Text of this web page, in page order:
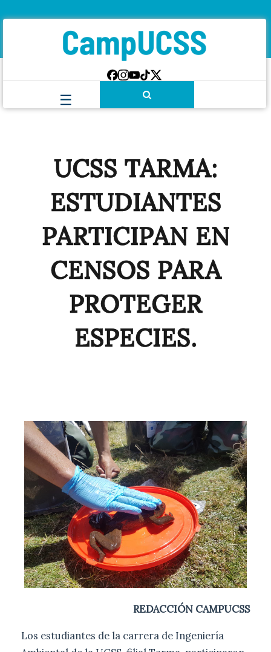
UCSS TARMA:
ESTUDIANTES
PARTICIPAN EN
CENSOS PARA
PROTEGER
ESPECIES.
REDACCIÓN CAMPUCSS
Los estudiantes de la carrera de Ingeniería